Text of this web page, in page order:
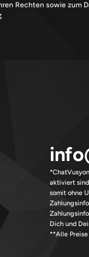
Rechten sowie zum
aktiviert
somit ohne
Dich und
**Alle